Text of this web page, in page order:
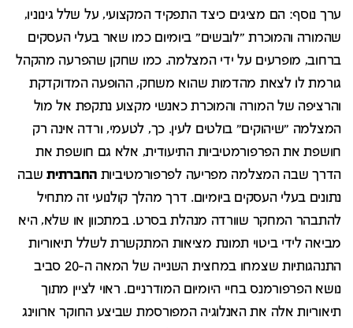
ערך נוסף: הם מציגים כיצד התפקיד המקצועי, על שלל גינוניו,
שהמורה והמוכרת "לובשים" ביומיום כמו שאר בעלי העסקים
ברחוב, מופרעים על ידי המצלמה. כמו שחקן שהפרעה מהקהל
גורמת לו לצאת מהדמות שהוא משחק, ההופעה המדוקדקת
והרציפה של המורה והמוכרת כאנשי מקצוע נתקפת אל מול
המצלמה "שיהוקים" בולטים לעין. כך, לטעמי, ורדה אינה רק
חושפת את הפרפורמטיביות התיעודית, אלא גם חושפת את
הדרך שבה המצלמה מפריעה לפרפורמטיביות החברתיתשבה
נתונים בעלי העסקים ביומיום. דרך מהלך קולנועי זה מתחיל
להתבהר המחקר שוורדה מנהלת בסרט. במתכוון או שלא, היא
מביאה לידי ביטוי תמונת מציאות המתקשרת לשלל תיאוריות
התנהגותיות שצמחו במחצית השנייה של המאה ה-20 סביב
נושא הפרפורמנס בחיי היומיום המודרניים. ראוי לציין מתוך
תיאוריות אלה את האנלוגיה המפורסמת שביצע החוקר ארווינג